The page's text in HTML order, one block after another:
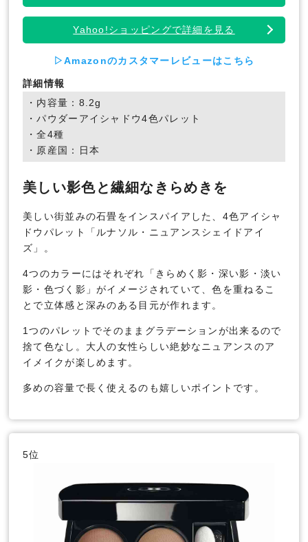
Yahoo!ショッピングで詳細を見る
▷Amazonのカスタマーレビューはこちら
詳細情報
・内容量：8.2g
・パウダーアイシャドウ4色パレット
・全4種
・原産国：日本
美しい影色と繊細なきらめきを
美しい街並みの石畳をインスパイアした、4色アイシャ
ドウパレット「ルナソル・ニュアンスシェイドアイ
ズ」。
4つのカラーにはそれぞれ「きらめく影・深い影・淡い
影・色づく影」がイメージされていて、色を重ねるこ
とで立体感と深みのある目元が作れます。
1つのパレットでそのままグラデーションが出来るので
捨て色なし。大人の女性らしい絶妙なニュアンスのア
イメイクが楽しめます。
多めの容量で長く使えるのも嬉しいポイントです。
5位